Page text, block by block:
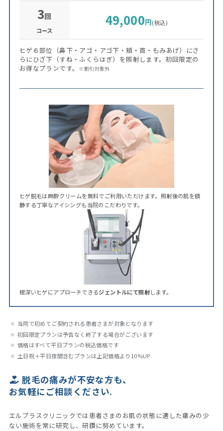
3回
コース
49,000円(税込)
ヒゲ６部位（鼻下・アゴ・アゴ下・頬・首・もみあげ）にさ
らにひざ下（すね・ふくらはぎ）を照射します。初回限定の
お得なプランです。
※割引対象外
ヒゲ脱毛は麻酔クリームを無料でご利用いただけます。照射後の肌を鎮
静する丁寧なアイシングも当院のこだわりです。
根深いヒゲにアプローチできるジェントルにて照射します。
当院で初めてご契約される患者さまが対象となります
初回限定プランは予告なく終了する場合がございます
価格はすべて平日プランの税込価格です
土日祝＋平日夜間含むプランは上記価格より10%UP
脱毛の痛みが不安な方も、
お気軽にご相談ください.
エルプラスクリニックでは患者さまのお肌の状態に適した痛みの少
ない施術を常に研究し、研鑽に努めています。